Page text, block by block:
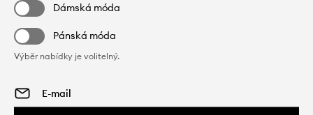
Dámská móda
Pánská móda
Výběr nabídky je volitelný.